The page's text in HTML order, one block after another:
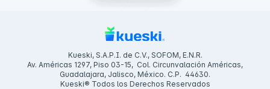
Kueski, S.A.P.I. de C.V., SOFOM, E.N.R.
Av. Américas 1297, Piso 03-15, Col. Circunvalación Américas,
Guadalajara, Jalisco, México. C.P. 44630.
Kueski® Todos los Derechos Reservados